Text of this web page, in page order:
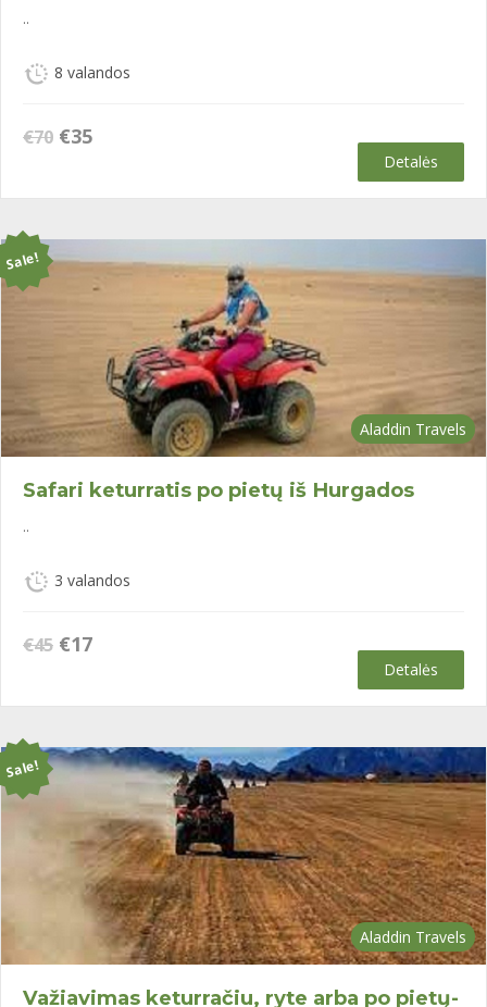
..
8 valandos
€70 Original
€70.
€35Current
€35.
Detalės
Sale!
Aladdin Travels
Safari keturratis po pietų iš Hurgados
..
3 valandos
€45 Original
€45.
€17Current
€17.
Detalės
Sale!
Aladdin Travels
Važiavimas keturračiu, ryte arba po pietų-